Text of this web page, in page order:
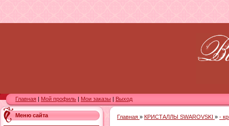
Главная Мой профиль Мои заказы Выход
Меню сайта Главная » КРИСТАЛЛЫ SWAROVSKI » -